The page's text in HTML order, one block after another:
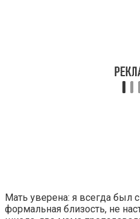
Мать уверена: я всегда был
формальная близость, не